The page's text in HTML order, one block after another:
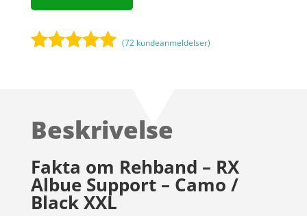
kundebedøm
(72 kundeanmeldelser)
Beskrivelse
Fakta om Rehband – RX
Albue Support – Camo /
Black XXL